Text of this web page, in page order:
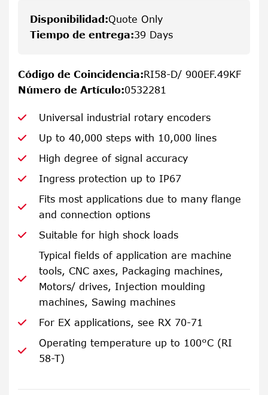
Disponibilidad :Quote Only
Tiempo de entrega:39 Days
Código de Coincidencia:RI58-D/ 900EF.49KF
Número de Artículo:0532281
Universal industrial rotary encoders
Up to 40,000 steps with 10,000 lines
High degree of signal accuracy
Ingress protection up to IP67
Fits most applications due to many flange
and connection options
Suitable for high shock loads
Typical fields of application are machine
tools, CNC axes, Packaging machines,
Motors/ drives, Injection moulding
machines, Sawing machines
For EX applications, see RX 70-71
Operating temperature up to 100°C (RI
58-T)